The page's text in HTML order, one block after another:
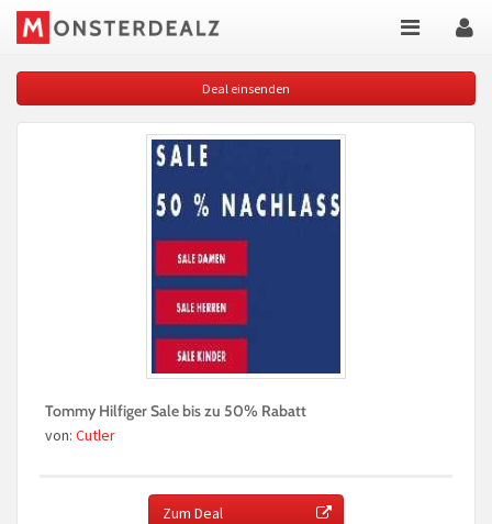
Deal einsenden
Tommy Hilfiger Sale bis zu 50% Rabatt
von: Cutler
Zum Deal